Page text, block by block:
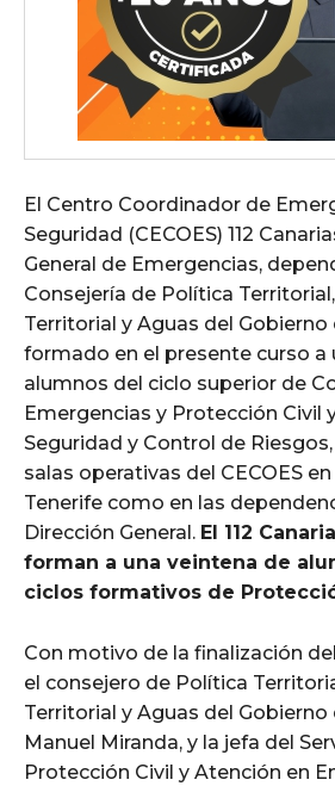
El Centro Coordinador de
Seguridad (CECOES) 112
General de Emergencias,
Consejería de Política
Territorial y Aguas del Gobierno
formado en el presente curso a
alumnos del ciclo superior de
Emergencias y Protección Civil
Seguridad y Control de
salas operativas del CECOES
Tenerife como en las
Dirección General. El 112
forman a una veintena de
ciclos formativos de
Con motivo de la finalización
el consejero de Política
Territorial y Aguas del Gobierno
Manuel Miranda, y la jefa del
Protección Civil y Atención en